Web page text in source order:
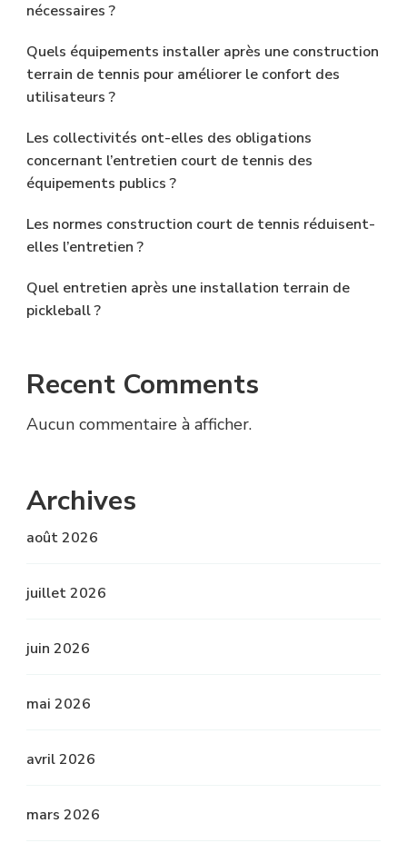
nécessaires ?
Quels équipements installer après une construction
terrain de tennis pour améliorer le confort des
utilisateurs ?
Les collectivités ont-elles des obligations
concernant l’entretien court de tennis des
équipements publics ?
Les normes construction court de tennis réduisent-
elles l’entretien ?
Quel entretien après une installation terrain de
pickleball ?
Recent Comments
Aucun commentaire à afficher.
Archives
août 2026
juillet 2026
juin 2026
mai 2026
avril 2026
mars 2026